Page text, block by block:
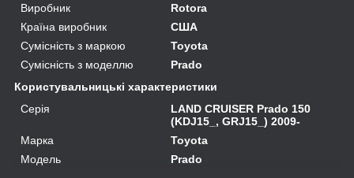
Виробник
Rotora
Країна виробник
США
Сумісність з маркою
Toyota
Сумісність з моделлю
Prado
Користувальницькі характеристики
Серія
LAND CRUISER Prado 150
(KDJ15_, GRJ15_) 2009-
Марка
Toyota
Модель
Prado